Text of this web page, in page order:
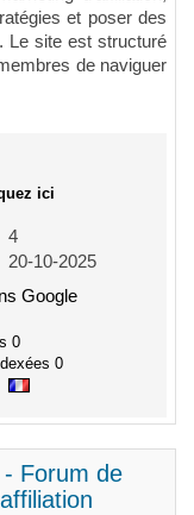
et poser des
Le site est structuré
de naviguer
ici
4
20-10-2025
Google
0
0
- Forum de